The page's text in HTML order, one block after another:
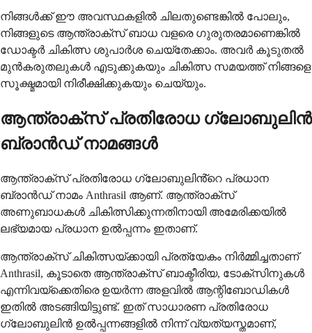
നിങ്ങൾക്ക് ഈ അവസ്ഥകളിൽ ചിലതുണ്ടെങ്കിൽ പോലും,
നിങ്ങളുടെ ആന്ത്രാക്സ് ബാധ വളരെ ഗുരുതരമാണെങ്കിൽ
ഡോക്ടർ ചികിത്സ ശുപാർശ ചെയ്തേക്കാം. അവർ കൂടുതൽ
മുൻകരുതലുകൾ എടുക്കുകയും ചികിത്സ സമയത്ത് നിങ്ങളെ
സൂക്ഷ്മമായി നിരീക്ഷിക്കുകയും ചെയ്യും.
ആന്ത്രാക്സ് പ്രതിരോധ ഗ്ലോബുലിൻ
ബ്രാൻഡ് നാമങ്ങൾ
ആന്ത്രാക്സ് പ്രതിരോധ ഗ്ലോബുലിൻ്റെ പ്രധാന
ബ്രാൻഡ് നാമം Anthrasil ആണ്. ആന്ത്രാക്സ്
അണുബാധകൾ ചികിത്സിക്കുന്നതിനായി അമേരിക്കയിൽ
ലഭ്യമായ പ്രധാന ഉൽപ്പന്നം ഇതാണ്.
ആന്ത്രാക്സ് ചികിത്സയ്ക്കായി പ്രത്യേകം നിർമ്മിച്ചതാണ്
Anthrasil, കൂടാതെ ആന്ത്രാക്സ് ബാക്ടീരിയ, ടോക്സിനുകൾ
എന്നിവയ്ക്കെതിരെ ഉയർന്ന അളവിൽ ആന്റിബോഡികൾ
ഇതിൽ അടങ്ങിയിട്ടുണ്ട്. ഇത് സാധാരണ പ്രതിരോധ
ഗ്ലോബുലിൻ ഉൽപ്പന്നങ്ങളിൽ നിന്ന് വ്യത്യസ്തമാണ്,